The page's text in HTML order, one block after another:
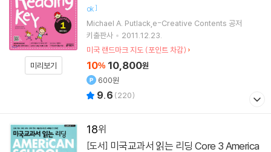
미리보기
ok]
Michael A. Putlack,e-Creative Contents 공저
키출판사
2011.12.23.
미국 랜드마크 지도 (포인트 차감)
10% 10,800원
600원
9.6 (220)
18
[도서]